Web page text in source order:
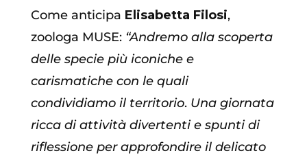
Come anticipa Elisabetta Filosi,
zoologa MUSE:“Andremo alla scoperta
delle specie più iconiche e
carismatiche con le quali
condividiamo il territorio.Una giornata
ricca di attività divertenti e spunti di
riflessione per approfondire il delicato